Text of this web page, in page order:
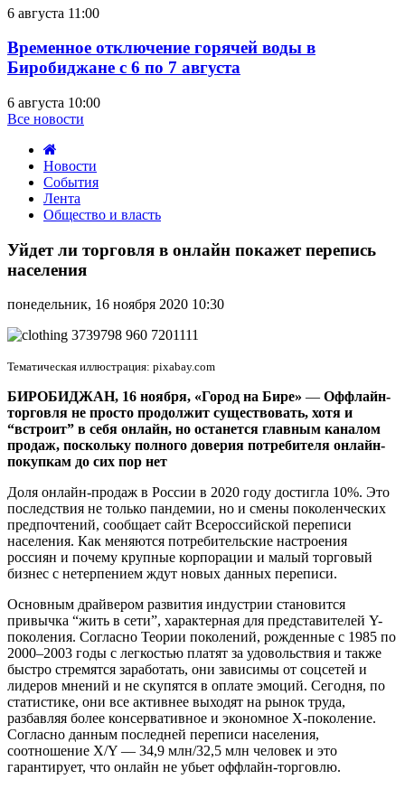
6 августа 11:00
Временное отключение горячей воды в
Биробиджане с 6 по 7 августа
6 августа 10:00
Все новости
Новости
События
Лента
Общество и власть
ли
в
покажет
перепись
населения
Уйдет ли торговля в онлайн покажет перепись
населения
понедельник, 16 ноября 2020 10:30
Тематическая иллюстрация: pixabay.com
БИРОБИДЖАН, 16 ноября, «Город на Бире» — Оффлайн-
торговля не просто продолжит существовать, хотя и
“встроит” в себя онлайн, но останется главным каналом
продаж, поскольку полного доверия потребителя онлайн-
покупкам до сих пор нет
Доля онлайн-продаж в России в 2020 году достигла 10%. Это
последствия не только пандемии, но и смены поколенческих
предпочтений, сообщает сайт Всероссийской переписи
населения. Как меняются потребительские настроения
россиян и почему крупные корпорации и малый торговый
бизнес с нетерпением ждут новых данных переписи.
Основным драйвером развития индустрии становится
привычка “жить в сети”, характерная для представителей Y-
поколения. Согласно Теории поколений, рожденные с 1985 по
2000–2003 годы с легкостью платят за удовольствия и также
быстро стремятся заработать, они зависимы от соцсетей и
лидеров мнений и не скупятся в оплате эмоций. Сегодня, по
статистике, они все активнее выходят на рынок труда,
разбавляя более консервативное и экономное X-поколение.
Согласно данным последней переписи населения,
соотношение X/Y — 34,9 млн/32,5 млн человек и это
гарантирует, что онлайн не убьет оффлайн-торговлю.